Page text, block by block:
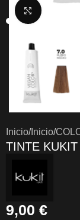
Clic para
Inicio Inicio
TINTE KUKIT
9,00 €